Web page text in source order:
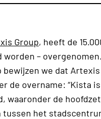
Group, heeft de
–
bewijzen we dat
de overname: “Kista
waaronder de
het